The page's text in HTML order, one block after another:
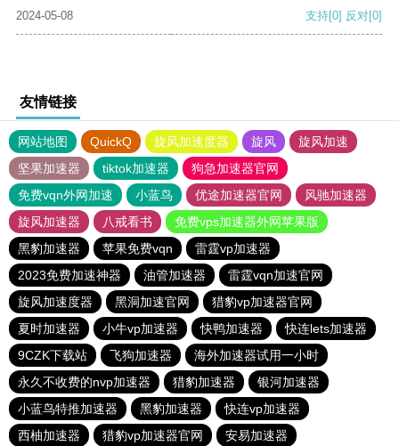
2024-05-08 支持[0] 反对[0]
友情链接
网站地图 QuickQ 旋风加速度器 旋风
旋风加速
坚果加速器
tiktok加速器
狗急加速器官网
免费vqn外网加速
小蓝鸟 优途加速器官网
风驰加速器
旋风加速器
八戒看书
免费vps加速器外网苹果版
黑豹加速器
苹果免费vqn
雷霆vp加速器
2023免费加速神器
油管加速器
雷霆vqn加速官网
旋风加速度器
黑洞加速官网
猎豹vp加速器官网
夏时加速器
小牛vp加速器 快鸭加速器
快连lets加速器
9CZK下载站
飞狗加速器
海外加速器试用一小时
永久不收费的nvp加速器
猎豹加速器
银河加速器
小蓝鸟特推加速器
黑豹加速器
快连vp加速器
西柚加速器
猎豹vp加速器官网 安易加速器